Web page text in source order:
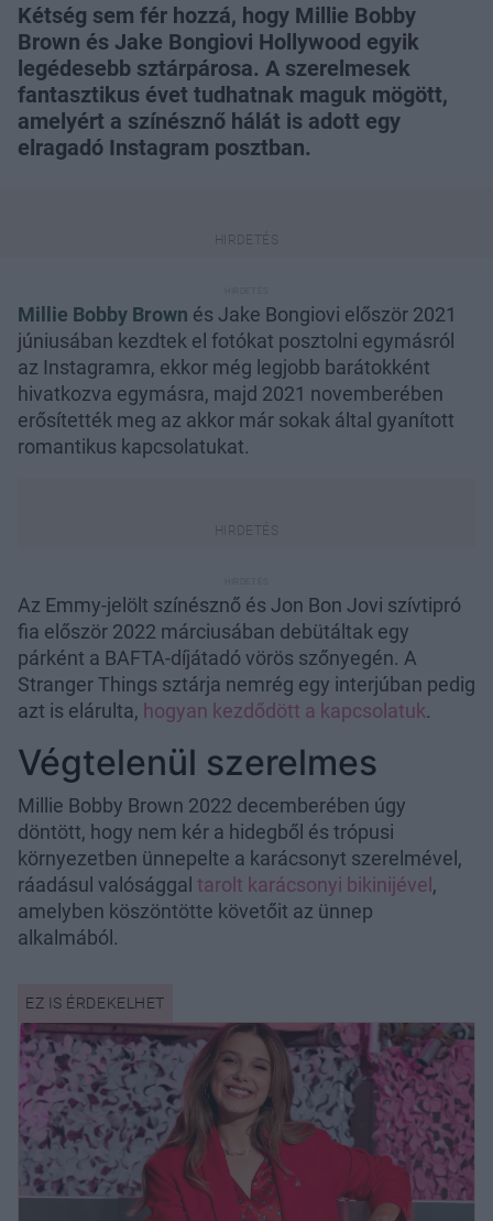
Kétség sem fér hozzá, hogy Millie Bobby
Brown és Jake Bongiovi Hollywood egyik
legédesebb sztárpárosa. A szerelmesek
fantasztikus évet tudhatnak maguk mögött,
amelyért a színésznő hálát is adott egy
elragadó Instagram posztban.
Millie Bobby Brown és Jake Bongiovi először 2021
júniusában kezdtek el fotókat posztolni egymásról
az Instagramra, ekkor még legjobb barátokként
hivatkozva egymásra, majd 2021 novemberében
erősítették meg az akkor már sokak által gyanított
romantikus kapcsolatukat.
Az Emmy-jelölt színésznő és Jon Bon Jovi szívtipró
fia először 2022 márciusában debütáltak egy
párként a BAFTA-díjátadó vörös szőnyegén. A
Stranger Things sztárja nemrég egy interjúban pedig
azt is elárulta, hogyan kezdődött a kapcsolatuk.
Végtelenül szerelmes
Millie Bobby Brown 2022 decemberében úgy
döntött, hogy nem kér a hidegből és trópusi
környezetben ünnepelte a karácsonyt szerelmével,
ráadásul valósággal tarolt karácsonyi bikinijével,
amelyben köszöntötte követőit az ünnep
alkalmából.